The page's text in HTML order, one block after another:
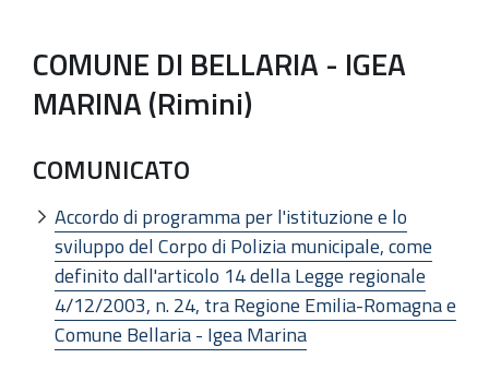
COMUNE DI BELLARIA - IGEA
MARINA (Rimini)
COMUNICATO
Accordo di programma per l'istituzione e lo
sviluppo del Corpo di Polizia municipale, come
definito dall'articolo 14 della Legge regionale
4/12/2003, n. 24, tra Regione Emilia-Romagna e
Comune Bellaria - Igea Marina